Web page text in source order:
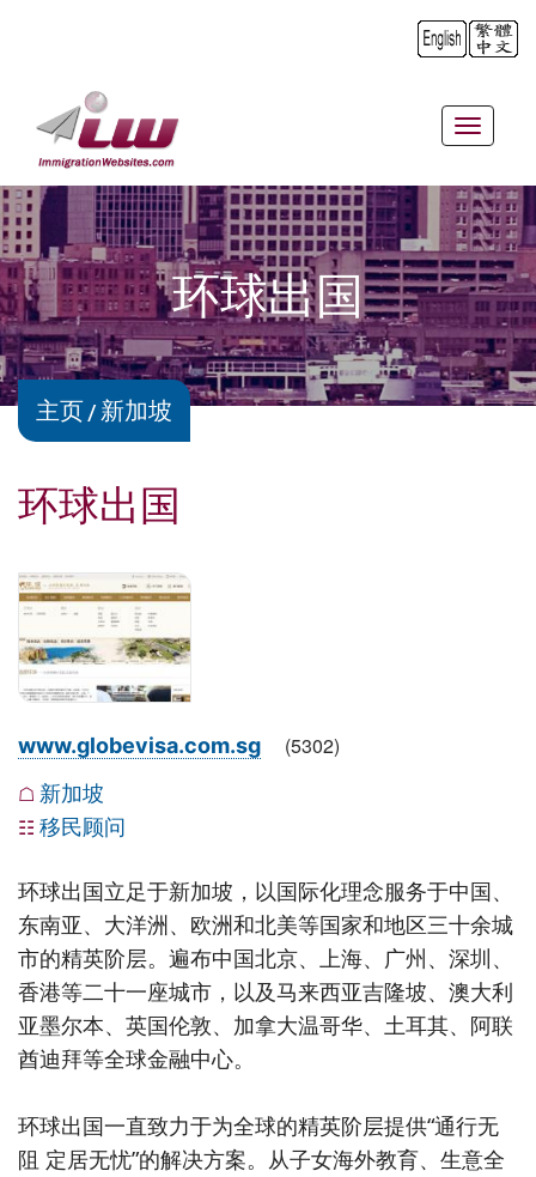
Toggle
环球出国
主页 新加坡
环球出国
www.globevisa.com.sg (5302)
☖ 新加坡
☷ 移民顾问
环球出国立足于新加坡，以国际化理念服务于中国、
东南亚、大洋洲、欧洲和北美等国家和地区三十余城
市的精英阶层。遍布中国北京、上海、广州、深圳、
香港等二十一座城市，以及马来西亚吉隆坡、澳大利
亚墨尔本、英国伦敦、加拿大温哥华、土耳其、阿联
酋迪拜等全球金融中心。
环球出国一直致力于为全球的精英阶层提供“通行无
阻 定居无忧”的解决方案。从子女海外教育、生意全